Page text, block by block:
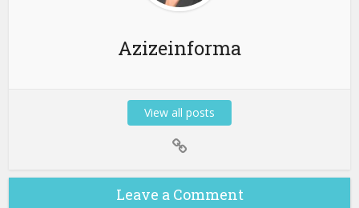
Azizeinforma
View all posts
Leave a Comment